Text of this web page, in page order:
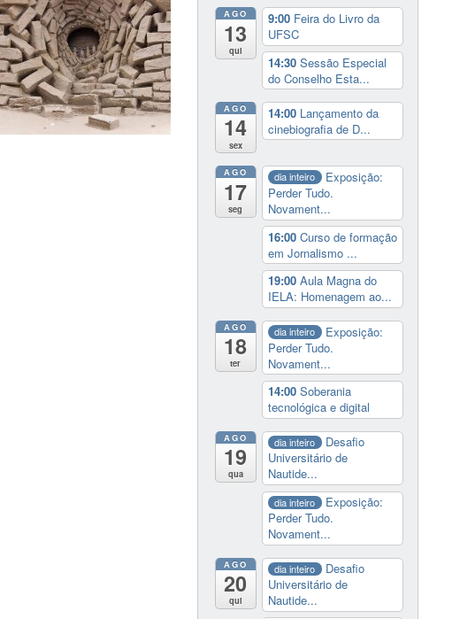
AGO
13
qui
9:00 Feira do Livro da
UFSC
14:30 Sessão Especial
do Conselho Esta...
AGO
14
sex
14:00 Lançamento da
cinebiografia de D...
AGO
17
seg
dia inteiro
Exposição:
Perder Tudo.
Novament...
16:00 Curso de formação
em Jornalismo ...
19:00 Aula Magna do
IELA: Homenagem ao...
AGO
18
ter
dia inteiro
Exposição:
Perder Tudo.
Novament...
14:00 Soberania
tecnológica e digital
AGO
19
qua
dia inteiro
Desafio
Universitário de
Nautide...
dia inteiro
Exposição:
Perder Tudo.
Novament...
AGO
20
qui
dia inteiro
Desafio
Universitário de
Nautide...